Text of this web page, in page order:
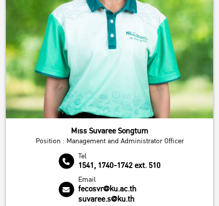
Miss Suvaree Songtum
Position : Management and Administrator Officer
Tel
1541, 1740-1742 ext. 510
Email
fecosvr@ku.ac.th
suvaree.s@ku.th